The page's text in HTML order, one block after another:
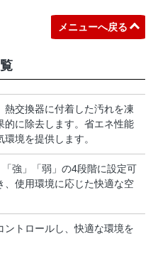
メニューへ戻る
熱交換器に付着した汚れを凍
的に除去します。省エネ性能
境を提供します。
強」「弱」の4段階に設定可
、使用環境に応じた快適な空
ントロールし、快適な環境を